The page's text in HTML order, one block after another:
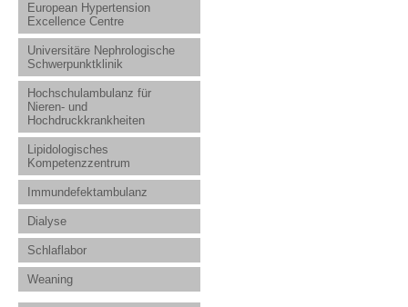
European Hypertension
Excellence Centre
Universitäre Nephrologische
Schwerpunktklinik
Hochschulambulanz für
Nieren- und
Hochdruckkrankheiten
Lipidologisches
Kompetenzzentrum
Immundefektambulanz
Dialyse
Schlaflabor
Weaning